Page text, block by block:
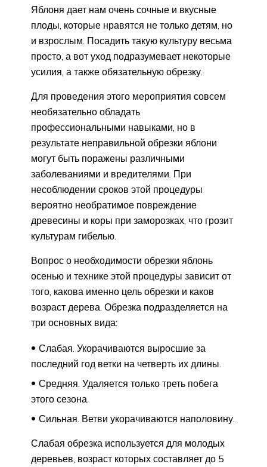
Яблоня дает нам очень сочные и вкусные
плоды, которые нравятся не только детям, но
и взрослым. Посадить такую культуру весьма
просто, а вот уход подразумевает некоторые
усилия, а также обязательную обрезку.
Для проведения этого мероприятия совсем
необязательно обладать
профессиональными навыками, но в
результате неправильной обрезки яблони
могут быть поражены различными
заболеваниями и вредителями. При
несоблюдении сроков этой процедуры
вероятно необратимое повреждение
древесины и коры при заморозках, что грозит
культурам гибелью.
Вопрос о необходимости обрезки яблонь
осенью и технике этой процедуры зависит от
того, какова именно цель обрезки и каков
возраст дерева. Обрезка подразделяется на
три основных вида:
Слабая. Укорачиваются выросшие за
последний год ветки на четверть их длины.
Средняя. Удаляется только треть побега
этого сезона.
Сильная. Ветви укорачиваются наполовину.
Слабая обрезка используется для молодых
деревьев, возраст которых составляет до 5